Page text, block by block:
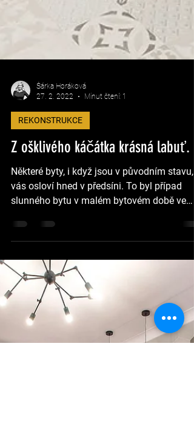
Šárka Horáková
Minut čtení: 1
Z ošklivého káčátka krásná labuť.
Některé byty, i když jsou v původním stavu,
vás osloví hned v předsíni. To byl případ
slunného bytu v malém bytovém době ve
staré vilové...